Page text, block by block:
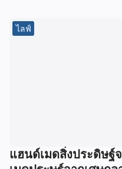
ไลฟ์
แฮนด์เมดสิ่งประดิษฐ์